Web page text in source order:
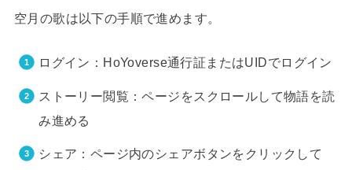
空月の歌は以下の手順で進めます。
ログイン：HoYoverse通行証またはUIDでログイン
ストーリー閲覧：ページをスクロールして物語を読
み進める
シェア：ページ内のシェアボタンをクリックして